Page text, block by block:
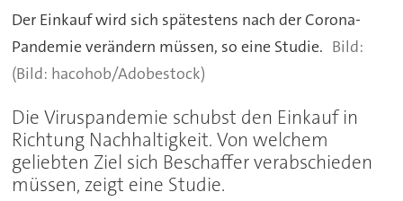
Der Einkauf wird sich spätestens nach der Corona-
Pandemie verändern müssen, so eine Studie.
(Bild: hacohob/Adobestock)
Die Viruspandemie schubst den Einkauf in
Richtung Nachhaltigkeit. Von welchem
geliebten Ziel sich Beschaffer verabschieden
müssen, zeigt eine Studie.